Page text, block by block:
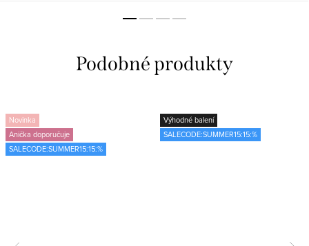
Novinka
Anička doporučuje
SALECODE:SUMMER15:15:%
Výhodné balení
SALECODE:SUMMER15:15:%